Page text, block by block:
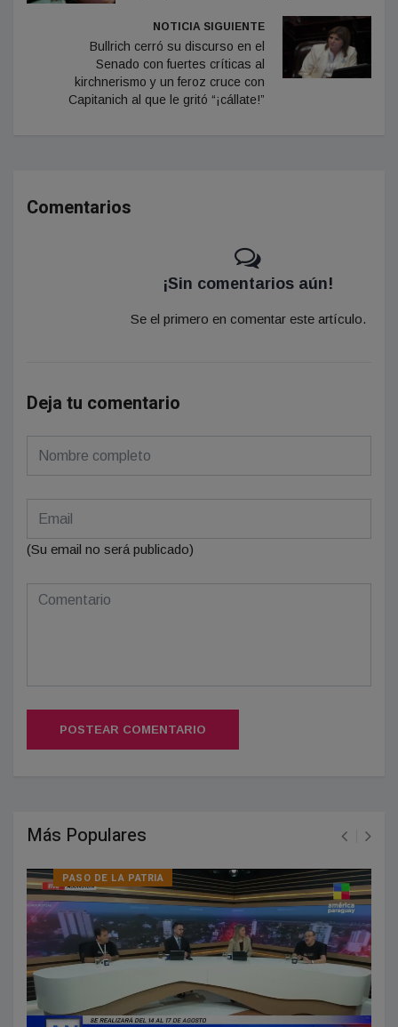
NOTICIA SIGUIENTE
Bullrich cerró su discurso en el
Senado con fuertes críticas al
kirchnerismo y un feroz cruce con
Capitanich al que le gritó “¡cállate!”
Comentarios
¡Sin comentarios aún!
Se el primero en comentar este artículo.
Deja tu comentario
(Su email no será publicado)
POSTEAR COMENTARIO
Más Populares
PASO DE LA PATRIA